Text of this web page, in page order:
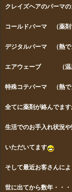
クレイズヘアのパーマ
コールドパーマ （薬
デジタルパーマ （熱で
エアウェーブ （温風
特殊コテパーマ （熱で
全てに薬剤が絡んでま
生活でのお手入れ状況
いただいてます
そして最近お客さんに
世に出てから数年・・・